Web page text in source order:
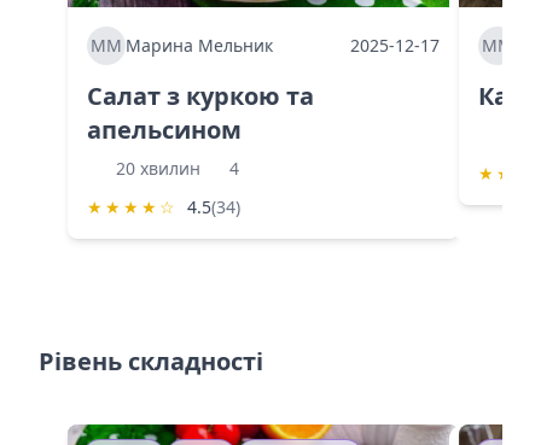
ММ Марина Мельник 2025-12-17
Салат з куркою та
апельсином
20 хвилин
4
★ ★ ★ ★ ☆ 4.5(34)
ММ
★ ★
Рівень складності